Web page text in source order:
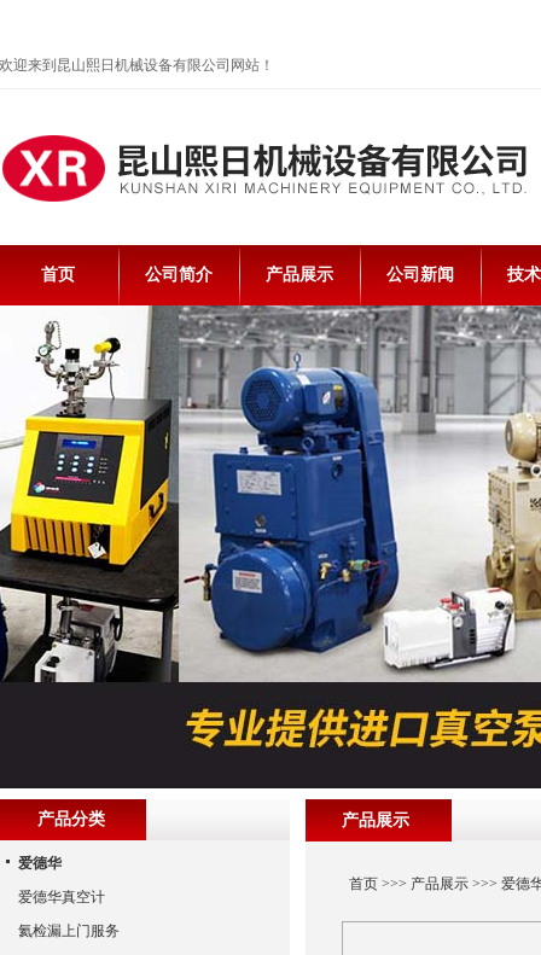
欢迎来到昆山熙日机械设备有限公司网站！
首页 公司简介 产品展示 公司新闻 技
产品展示
首页>>> 产品展示>>> 爱德
产品分类
爱德华
爱德华真空计
氦检漏上门服务